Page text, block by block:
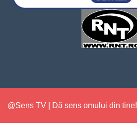
@Sens TV | Dă sens omului din tine!